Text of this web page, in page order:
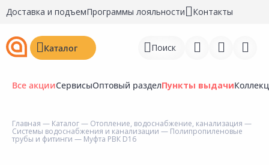
Доставка и подъемПрограммы лояльности Контакты
Каталог Поиск
Войти
Все акцииСервисыОптовый разделПункты выдачи
Главная — Каталог— Отопление, водоснабжение, канализация —
Системы водоснабжения и канализации — Полипропиленовые
трубы и фитинги — Муфта РВК D16